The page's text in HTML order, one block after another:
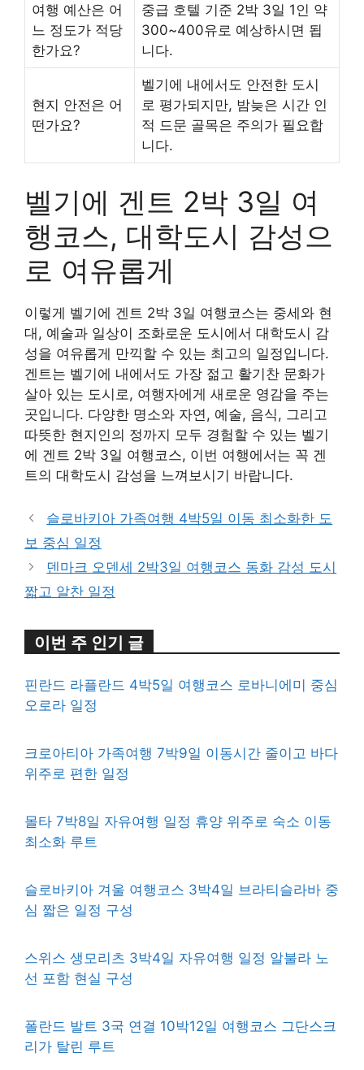
여행 예산은 어
느 정도가 적당
한가요?
중급 호텔 기준 2박 3일 1인 약
300~400유로 예상하시면 됩
니다.
현지 안전은 어
떤가요?
벨기에 내에서도 안전한 도시
로 평가되지만, 밤늦은 시간 인
적 드문 골목은 주의가 필요합
니다.
벨기에 겐트 2박 3일 여
행코스, 대학도시 감성으
로 여유롭게
이렇게 벨기에 겐트 2박 3일 여행코스는 중세와 현
대, 예술과 일상이 조화로운 도시에서 대학도시 감
성을 여유롭게 만끽할 수 있는 최고의 일정입니다.
겐트는 벨기에 내에서도 가장 젊고 활기찬 문화가
살아 있는 도시로, 여행자에게 새로운 영감을 주는
곳입니다. 다양한 명소와 자연, 예술, 음식, 그리고
따뜻한 현지인의 정까지 모두 경험할 수 있는 벨기
에 겐트 2박 3일 여행코스, 이번 여행에서는 꼭 겐
트의 대학도시 감성을 느껴보시기 바랍니다.
슬로바키아 가족여행 4박5일 이동 최소화한 도
보 중심 일정
덴마크 오덴세 2박3일 여행코스 동화 감성 도시
짧고 알찬 일정
이번 주 인기 글
핀란드 라플란드 4박5일 여행코스 로바니에미 중심
오로라 일정
크로아티아 가족여행 7박9일 이동시간 줄이고 바다
위주로 편한 일정
몰타 7박8일 자유여행 일정 휴양 위주로 숙소 이동
최소화 루트
슬로바키아 겨울 여행코스 3박4일 브라티슬라바 중
심 짧은 일정 구성
스위스 생모리츠 3박4일 자유여행 일정 알불라 노
선 포함 현실 구성
폴란드 발트 3국 연결 10박12일 여행코스 그단스크
리가 탈린 루트